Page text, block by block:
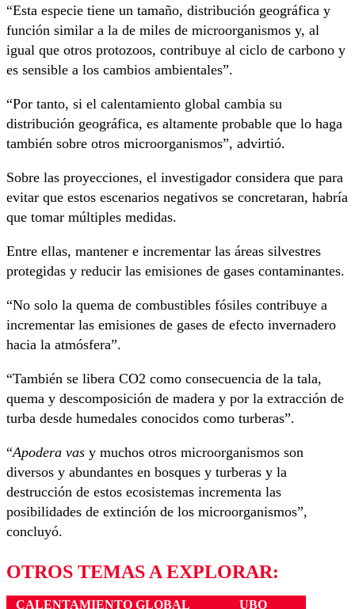
“Esta especie tiene un tamaño, distribución geográfica y
función similar a la de miles de microorganismos y, al
igual que otros protozoos, contribuye al ciclo de carbono y
es sensible a los cambios ambientales”.
“Por tanto, si el calentamiento global cambia su
distribución geográfica, es altamente probable que lo haga
también sobre otros microorganismos”, advirtió.
Sobre las proyecciones, el investigador considera que para
evitar que estos escenarios negativos se concretaran, habría
que tomar múltiples medidas.
Entre ellas, mantener e incrementar las áreas silvestres
protegidas y reducir las emisiones de gases contaminantes.
“No solo la quema de combustibles fósiles contribuye a
incrementar las emisiones de gases de efecto invernadero
hacia la atmósfera”.
“También se libera CO2 como consecuencia de la tala,
quema y descomposición de madera y por la extracción de
turba desde humedales conocidos como turberas”.
“Apodera vas y muchos otros microorganismos son
diversos y abundantes en bosques y turberas y la
destrucción de estos ecosistemas incrementa las
posibilidades de extinción de los microorganismos”,
concluyó.
OTROS TEMAS A EXPLORAR:
CALENTAMIENTO GLOBAL UBO